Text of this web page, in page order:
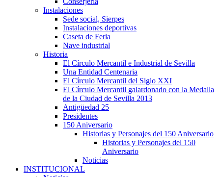
Instalaciones
Sede social, Sierpes
Instalaciones deportivas
Caseta de Feria
Nave industrial
Historia
El Círculo Mercantil e Industrial de Sevilla
Una Entidad Centenaria
El Círculo Mercantil del Siglo XXI
El Círculo Mercantil galardonado con la Medalla
de la Ciudad de Sevilla 2013
Antigüedad 25
Presidentes
150 Aniversario
Historias y Personajes del 150 Aniversario
Historias y Personajes del 150
Aniversario
Noticias
INSTITUCIONAL